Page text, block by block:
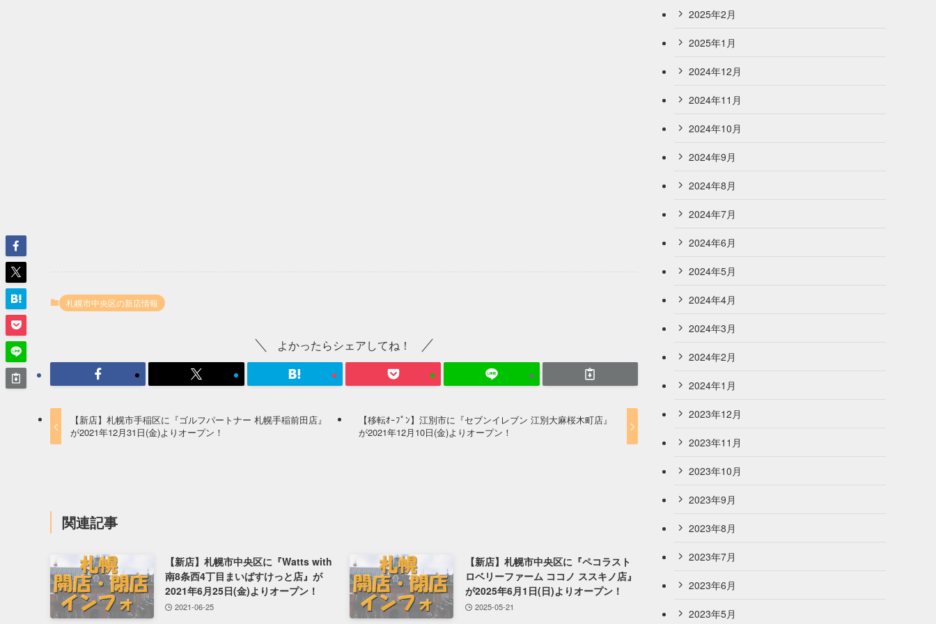
札幌市中央区の新店情報
よかったらシェアしてね！
【新店】札幌市手稲区に『ゴルフパートナー 札幌手稲前田店』
が2021年12月31日(金)よりオープン！
【移転ｵｰﾌﾟﾝ】江別市に『セブンイレブン 江別大麻桜木町店』
が2021年12月10日(金)よりオープン！
関連記事
【新店】札幌市中央区に『Watts with
南8条西4丁目まいばすけっと店』が
2021年6月25日(金)よりオープン！
2021-06-25
【新店】札幌市中央区に『ペコラスト
ロベリーファーム ココノ ススキノ店』
が2025年6月1日(日)よりオープン！
2025-05-21
2025年2月
2025年1月
2024年12月
2024年11月
2024年10月
2024年9月
2024年8月
2024年7月
2024年6月
2024年5月
2024年4月
2024年3月
2024年2月
2024年1月
2023年12月
2023年11月
2023年10月
2023年9月
2023年8月
2023年7月
2023年6月
2023年5月